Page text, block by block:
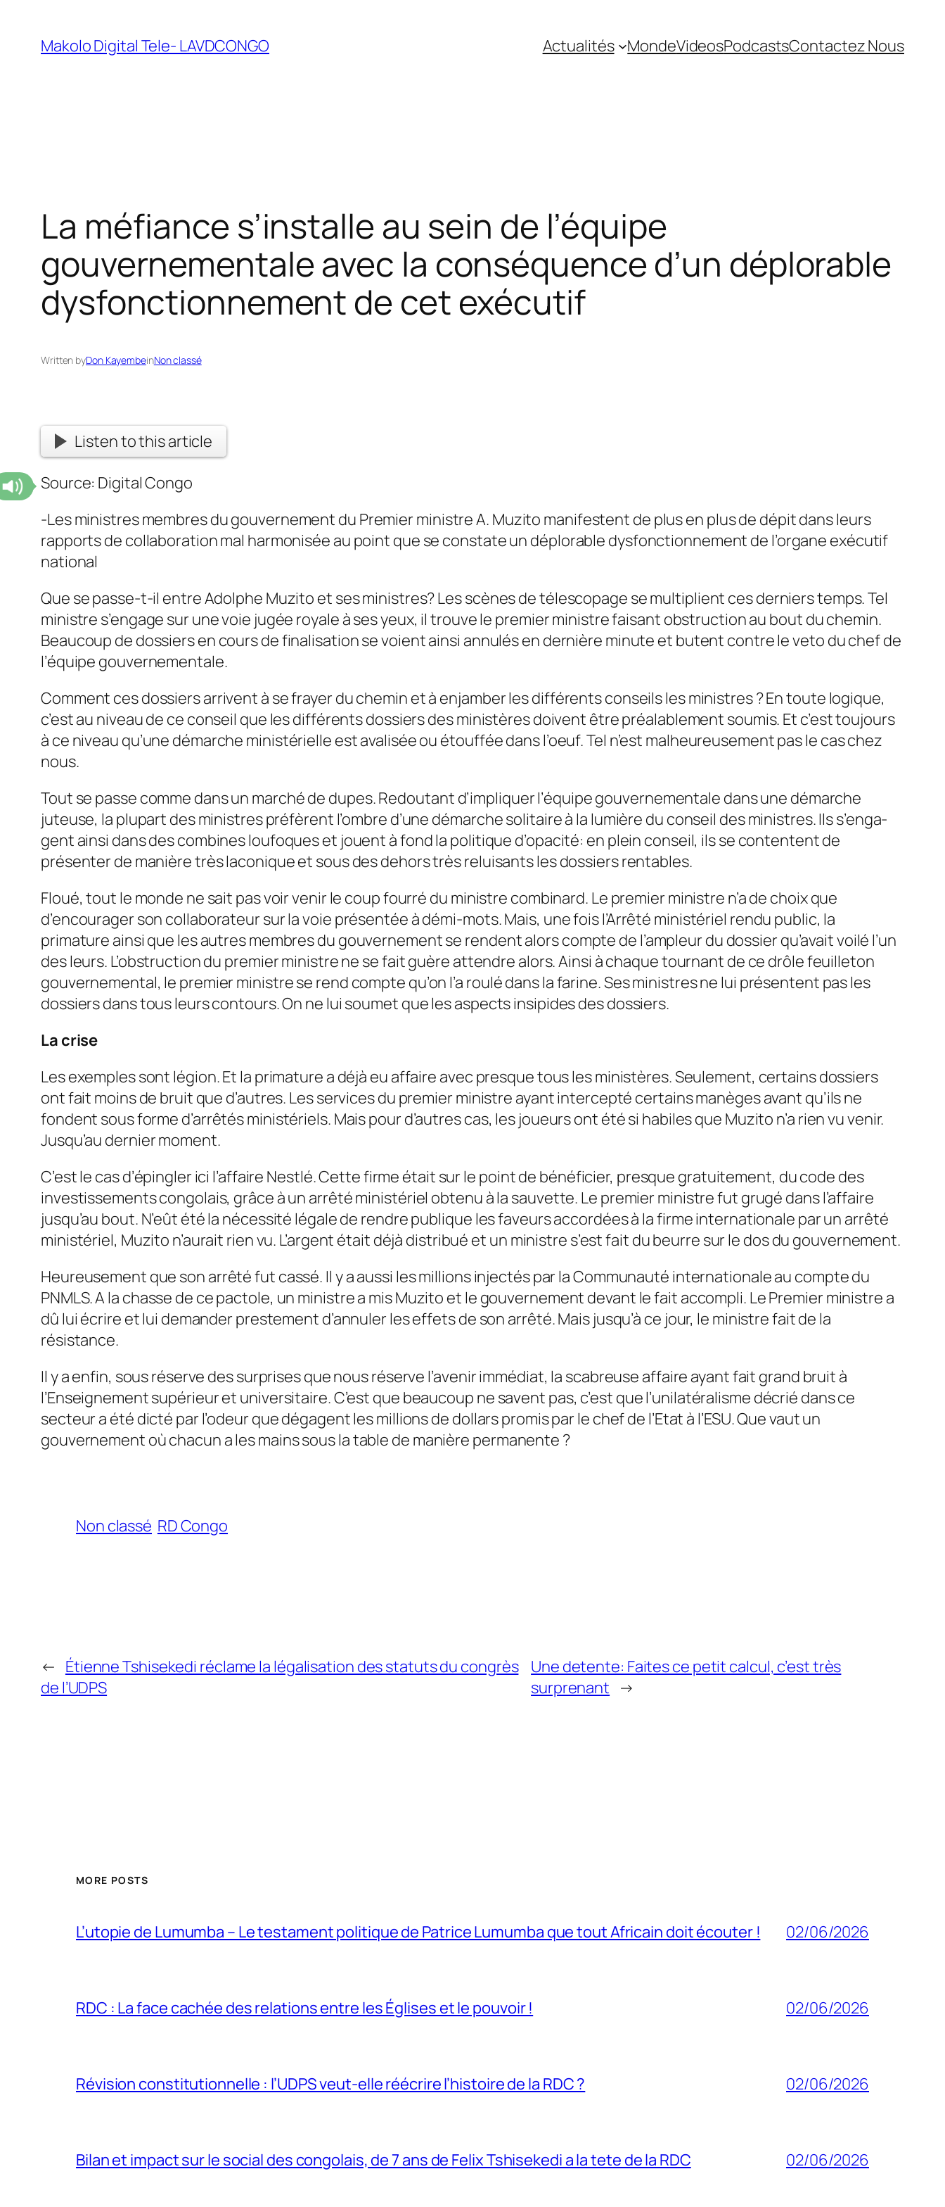
Makolo Digital Tele- LAVDCONGO Actualités MondeVideosPodcastsContactez Nous
La méfiance s’installe au sein de l’équipe
gouvernementale avec la conséquence d’un déplorable
dysfonctionnement de cet exécutif
Written byDon KayembeinNon classé
Listen to this article
Source: Digital Congo
-Les ministres membres du gouvernement du Premier ministre A. Muzito manifestent de plus en plus de dépit dans leurs
rapports de collaboration mal harmonisée au point que se constate un déplorable dysfonctionnement de l’organe exécutif
national
Que se passe-t-il entre Adolphe Muzito et ses ministres? Les scènes de télesco­page se multiplient ces derniers temps. Tel
ministre s’engage sur une voie jugée royale à ses yeux, il trouve le premier ministre fai­sant obstruction au bout du chemin.
Beaucoup de dossiers en cours de finalisation se voient ainsi annulés en der­nière minute et butent contre le veto du chef de
l’équipe gouverne­mentale.
Comment ces dossiers arrivent à se frayer du chemin et à enjamber les différents conseils les ministres ? En toute logique,
c’est au niveau de ce conseil que les diffé­rents dossiers des mi­nistères doivent être préalablement soumis. Et c’est toujours
à ce niveau qu’une démar­che ministérielle est avalisée ou étouffée dans l’oeuf. Tel n’est malheureusement pas le cas chez
nous.
Tout se passe comme dans un mar­ché de dupes. Redoutant d’impliquer l’équipe gouvernementale dans une dé­marche
juteuse, la plupart des ministres préf­èrent l’ombre d’une démarche solitaire à la lumière du conseil des ministres. Ils s’enga­
gent ainsi dans des combines loufoques et jouent à fond la politi­que d’opacité: en plein conseil, ils se conten­tent de
présenter de manière très laconique et sous des dehors très reluisants les dos­siers rentables.
Floué, tout le monde ne sait pas voir venir le coup fourré du ministre combinard. Le premier ministre n’a de choix que
d’encoura­ger son collaborateur sur la voie présentée à démi-mots. Mais, une fois l’Arrêté ministériel rendu public, la
primature ainsi que les autres membres du gouvernement se ren­dent alors compte de l’ampleur du dossier qu’avait voilé l’un
des leurs. L’obstruction du premier ministre ne se fait guère attendre alors. Ainsi à chaque tournant de ce drôle feuilleton
gouverne­mental, le premier mi­nistre se rend compte qu’on l’a roulé dans la farine. Ses ministres ne lui présentent pas les
dossiers dans tous leurs contours. On ne lui soumet que les aspects insipides des dossiers.
La crise
Les exemples sont légion. Et la primature a déjà eu af­faire avec presque tous les ministères. Seulement, certains dossiers
ont fait moins de bruit que d’autres. Les services du pre­mier ministre ayant in­tercepté certains ma­nèges avant qu’ils ne
fondent sous forme d’arrêtés ministériels. Mais pour d’autres cas, les joueurs ont été si habiles que Muzito n’a rien vu venir.
Jusqu’au dernier moment.
C’est le cas d’épingler ici l’affaire Nestlé. Cette firme était sur le point de bénéficier, presque gra­tuitement, du code des
investissements con­golais, grâce à un ar­rêté ministériel obtenu à la sauvette. Le pre­mier ministre fut grugé dans l’affaire
jusqu’au bout. N’eût été la né­cessité légale de ren­dre publique les fa­veurs accordées à la firme internationale par un arrêté
ministériel, Muzito n’aurait rien vu. L’argent était déjà dis­tribué et un ministre s’est fait du beurre sur le dos du gouverne­ment.
Heureusement que son arrêté fut cassé. Il y a aussi les mil­lions injectés par la Communauté interna­tionale au compte du
PNMLS. A la chasse de ce pactole, un mi­nistre a mis Muzito et le gouvernement de­vant le fait accompli. Le Premier ministre a
dû lui écrire et lui demander prestement d’annu­ler les effets de son arrêté. Mais jusqu’à ce jour, le ministre fait de la
résistance.
Il y a enfin, sous réserve des surprises que nous réserve l’avenir immédiat, la scabreuse affaire ayant fait grand bruit à
l’Enseignement supé­rieur et universitaire. C’est que beaucoup ne savent pas, c’est que l’unilatéralisme décrié dans ce
secteur a été dicté par l’odeur que dégagent les mil­lions de dollars promis par le chef de l’Etat à l’ESU. Que vaut un
gouvernement où cha­cun a les mains sous la table de manière permanente ?
Non classé RD Congo
← Étienne Tshisekedi réclame la légalisation des statuts du congrès
de l’UDPS
Une detente: Faites ce petit calcul, c’est très
surprenant →
MORE POSTS
L’utopie de Lumumba – Le testament politique de Patrice Lumumba que tout Africain doit écouter ! 02/06/2026
RDC : La face cachée des relations entre les Églises et le pouvoir ! 02/06/2026
Révision constitutionnelle : l’UDPS veut-elle réécrire l’histoire de la RDC ? 02/06/2026
Bilan et impact sur le social des congolais, de 7 ans de Felix Tshisekedi a la tete de la RDC 02/06/2026